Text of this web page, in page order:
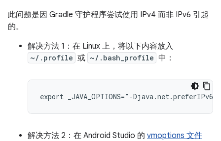
此问题是因 Gradle 守护程序尝试使用 IPv4 而非 IPv6 引起
的。
解决方法 1：在 Linux 上，将以下内容放入
~/.profile 或 ~/.bash_profile 中：
export _JAVA_OPTIONS="-
解决方法 2：在 Android Studio 的 vmoptions 文件